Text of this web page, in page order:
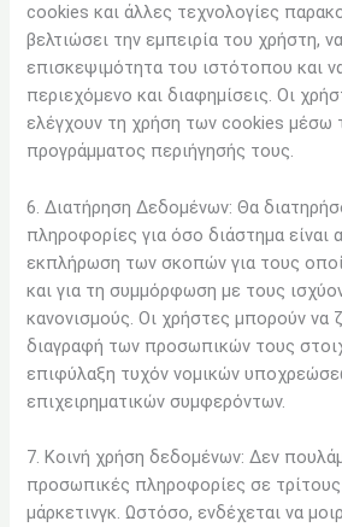
cookies και άλλες τεχνολογίες
βελτιώσει την εμπειρία του χρήστη,
επισκεψιμότητα του ιστότοπου και
περιεχόμενο και διαφημίσεις. Οι
ελέγχουν τη χρήση των cookies μέσω
προγράμματος περιήγησής τους.
6. Διατήρηση Δεδομένων: Θα
πληροφορίες για όσο διάστημα είναι
εκπλήρωση των σκοπών για τους
και για τη συμμόρφωση με τους
κανονισμούς. Οι χρήστες μπορούν να
διαγραφή των προσωπικών τους
επιφύλαξη τυχόν νομικών
επιχειρηματικών συμφερόντων.
7. Κοινή χρήση δεδομένων: Δεν
προσωπικές πληροφορίες σε
μάρκετινγκ. Ωστόσο, ενδέχεται να